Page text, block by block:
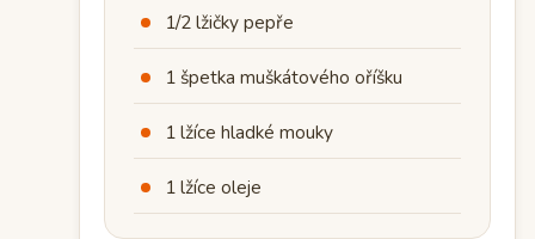
1/2 lžičky pepře
1 špetka muškátového oříšku
1 lžíce hladké mouky
1 lžíce oleje